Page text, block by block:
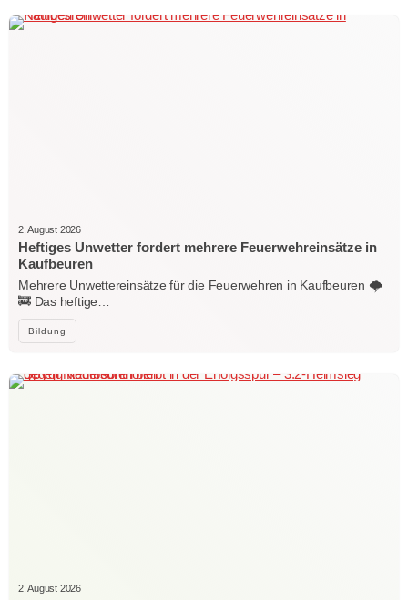
Bildung
2. August 2026
Heftiges Unwetter fordert mehrere Feuerwehreinsätze in
Kaufbeuren
Mehrere Unwettereinsätze für die Feuerwehren in Kaufbeuren 🌩️
🚒 Das heftige…
2. August 2026